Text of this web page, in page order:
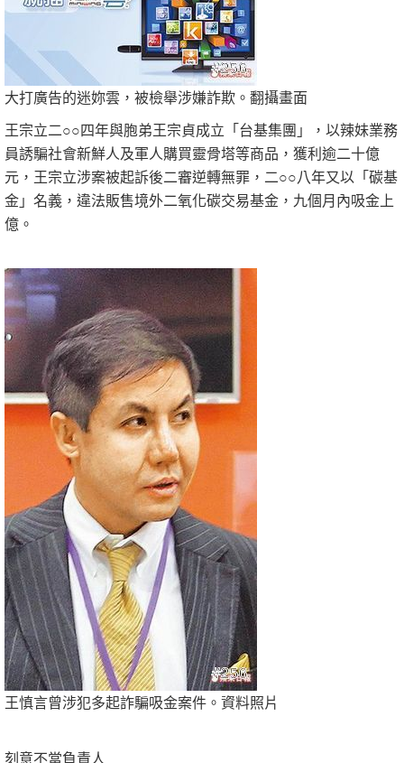
大打廣告的迷妳雲，被檢舉涉嫌詐欺。翻攝畫面
王宗立二○○四年與胞弟王宗貞成立「台基集團」，以辣妹業務
員誘騙社會新鮮人及軍人購買靈骨塔等商品，獲利逾二十億
元，王宗立涉案被起訴後二審逆轉無罪，二○○八年又以「碳基
金」名義，違法販售境外二氧化碳交易基金，九個月內吸金上
億。
王慎言曾涉犯多起詐騙吸金案件。資料照片
刻意不當負責人